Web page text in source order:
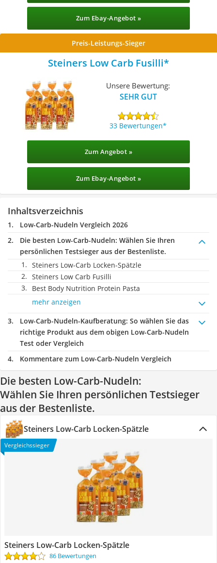
Zum Ebay-Angebot »
Preis-Leistungs-Sieger
Steiners Low Carb Fusilli
Unsere Bewertung:
SEHR GUT
33 Bewertungen
Zum Angebot »
Zum Ebay-Angebot »
Inhaltsverzeichnis
Low-Carb-Nudeln Vergleich 2026
Die besten Low-Carb-Nudeln: Wählen Sie Ihren
persönlichen Testsieger aus der Bestenliste.
Steiners Low-Carb Locken-Spätzle
Steiners Low Carb Fusilli
Best Body Nutrition Protein Pasta
mehr anzeigen
Low-Carb-Nudeln-Kaufberatung: So wählen Sie das
richtige Produkt aus dem obigen Low-Carb-Nudeln
Test oder Vergleich
Kommentare zum Low-Carb-Nudeln Vergleich
Die besten Low-Carb-Nudeln:
Wählen Sie Ihren persönlichen Testsieger
aus der Bestenliste.
Steiners Low-Carb Locken-Spätzle
Vergleichssieger
Steiners Low-Carb Locken-Spätzle
86 Bewertungen